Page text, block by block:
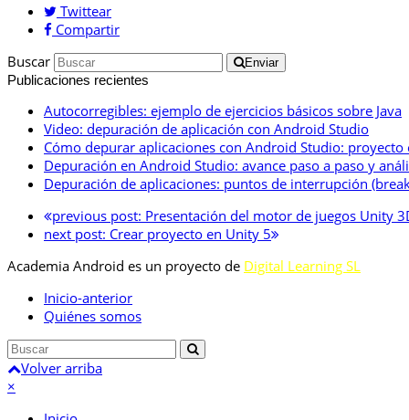
Twittear
Compartir
Buscar
Enviar
Publicaciones recientes
Autocorregibles: ejemplo de ejercicios básicos sobre Java
Video: depuración de aplicación con Android Studio
Cómo depurar aplicaciones con Android Studio: proyecto
Depuración en Android Studio: avance paso a paso y
Depuración de aplicaciones: puntos de interrupción
previous post: Presentación del motor de juegos Unity
next post: Crear proyecto en Unity 5
Academia Android es un proyecto de Digital Learning SL
Inicio-anterior
Quiénes somos
Volver arriba
×